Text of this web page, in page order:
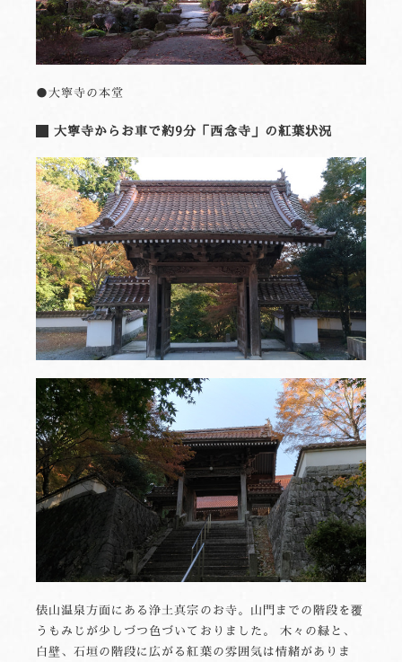
●大寧寺の本堂
大寧寺からお車で約9分「西念寺」の紅葉状況
俵山温泉方面にある浄土真宗のお寺。山門までの階段を覆
うもみじが少しづつ色づいておりました。 木々の緑と、
白壁、石垣の階段に広がる紅葉の雰囲気は情緒がありま